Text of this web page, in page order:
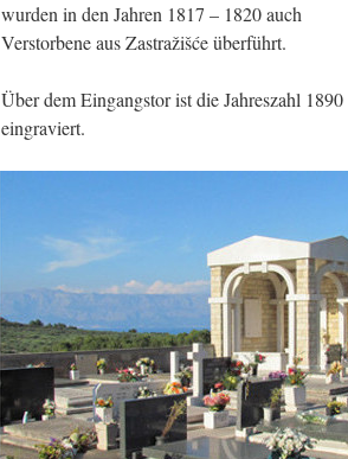
wurden in den Jahren 1817 – 1820 auch
Verstorbene aus Zastražišće überführt.
Über dem Eingangstor ist die Jahreszahl 1890
eingraviert.